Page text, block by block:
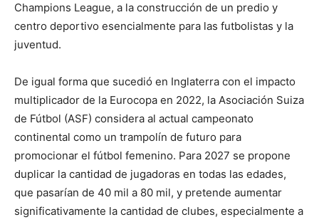
Champions League, a la construcción de un predio y
centro deportivo esencialmente para las futbolistas y la
juventud.
De igual forma que sucedió en Inglaterra con el impacto
multiplicador de la Eurocopa en 2022, la Asociación Suiza
de Fútbol (ASF) considera al actual campeonato
continental como un trampolín de futuro para
promocionar el fútbol femenino. Para 2027 se propone
duplicar la cantidad de jugadoras en todas las edades,
que pasarían de 40 mil a 80 mil, y pretende aumentar
significativamente la cantidad de clubes, especialmente a